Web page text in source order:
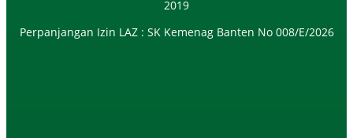
2019
Perpanjangan Izin LAZ : SK Kemenag Banten No 008/E/2026​